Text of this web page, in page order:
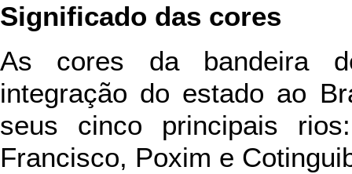
Significado das cores
As cores da bandeira
integração do estado ao
seus cinco principais
Francisco, Poxim e